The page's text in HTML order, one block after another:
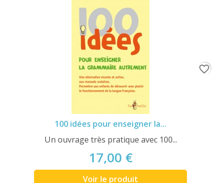
100 idées pour enseigner la...
Un ouvrage très pratique avec 100...
17,00 €
Voir le produit
favorite_border